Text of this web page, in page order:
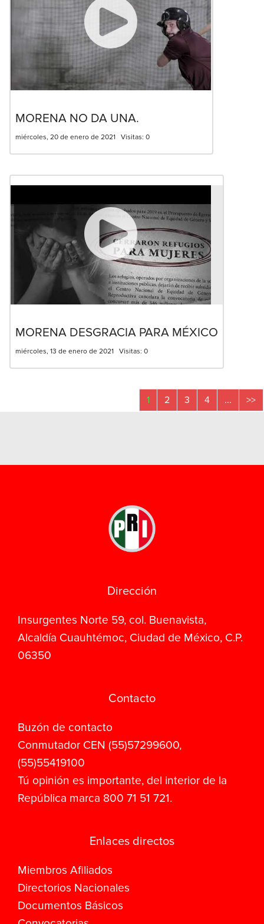
MORENA NO DA UNA.
miércoles, 20 de enero de 2021 Visitas: 0
MORENA DESGRACIA PARA MÉXICO
miércoles, 13 de enero de 2021 Visitas: 0
1 2 3 4 ... >>
Dirección
Insurgentes Norte 59, col. Buenavista,
Alcaldía Cuauhtémoc, Ciudad de México, C.P.
06350
Contacto
Buzón de contacto
Conmutador CEN (55)57299600,
(55)55419100
Tú opinión es importante, del interior de la
República marca 800 71 51 721.
Enlaces directos
Miembros Afiliados
Directorios Nacionales
Documentos Básicos